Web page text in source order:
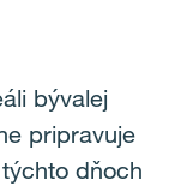
bývalej
pripravuje
dňoch